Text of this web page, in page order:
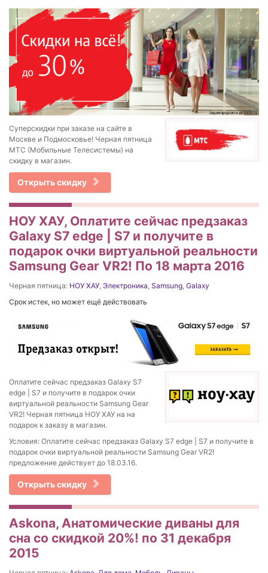
Суперскидки при заказе на сайте в
Москве и Подмосковье! Черная пятница
МТС (Мобильные Телесистемы) на
скидку в магазин.
Открыть скидку
НОУ ХАУ, Оплатите сейчас предзаказ
Galaxy S7 edge | S7 и получите в
подарок очки виртуальной реальности
Samsung Gear VR2! По 18 марта 2016
Черная пятница: НОУ ХАУ, Электроника, Samsung, Galaxy
Срок истек, но может ещё действовать
Оплатите сейчас предзаказ Galaxy S7
edge | S7 и получите в подарок очки
виртуальной реальности Samsung Gear
VR2! Черная пятница НОУ ХАУ на на
подарок к заказу в магазин.
Условия: Оплатите сейчас предзаказ Galaxy S7 edge | S7 и получите в
подарок очки виртуальной реальности Samsung Gear VR2!
предложение действует до 18.03.16.
Открыть скидку
Askona, Анатомические диваны для
сна со скидкой 20%! по 31 декабря
2015